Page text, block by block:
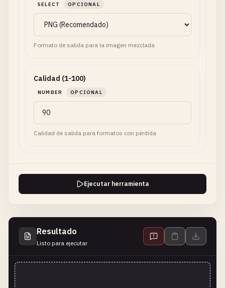
SELECT OPCIONAL
Formato de salida para la imagen mezclada
Calidad (1-100)
NUMBER OPCIONAL
Calidad de salida para formatos con pérdida
Ejecutar herramienta
Resultado
Listo para ejecutar